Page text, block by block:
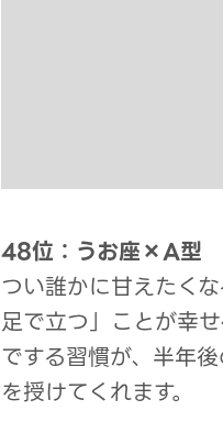
48位：うお座×A型
つい誰かに甘えたく
足で立つ」ことが幸
でする習慣が、半年
を授けてくれます。